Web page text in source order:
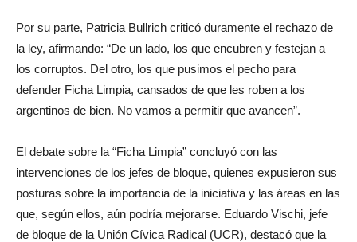
Por su parte, Patricia Bullrich criticó duramente el rechazo de
la ley, afirmando: “De un lado, los que encubren y festejan a
los corruptos. Del otro, los que pusimos el pecho para
defender Ficha Limpia, cansados de que les roben a los
argentinos de bien. No vamos a permitir que avancen”.
El debate sobre la “Ficha Limpia” concluyó con las
intervenciones de los jefes de bloque, quienes expusieron sus
posturas sobre la importancia de la iniciativa y las áreas en las
que, según ellos, aún podría mejorarse. Eduardo Vischi, jefe
de bloque de la Unión Cívica Radical (UCR), destacó que la